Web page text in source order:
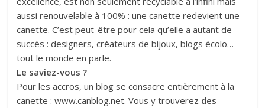
aussi renouvelable à 100% : une canette redevient une
canette. C’est peut-être pour cela qu’elle a autant de
succès : designers, créateurs de bijoux, blogs écolo…
tout le monde en parle.
Le saviez-vous ?
Pour les accros, un blog se consacre entièrement à la
canette : www.canblog.net. Vous y trouverez des